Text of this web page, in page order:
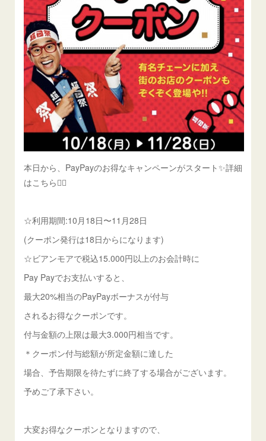
本日から、PayPayのお得なキャンペーンがスタート✨詳細
はこちら💁‍♀️
☆利用期間:10月18日〜11月28日
(クーポン発行は18日からになります)
☆ビアンモアで税込15.000円以上のお会計時に
Pay Payでお支払いすると、
最大20%相当のPayPayボーナスが付与
されるお得なクーポンです。
付与金額の上限は最大3.000円相当です。
＊クーポン付与総額が所定金額に達した
場合、予告期限を待たずに終了する場合がございます。
予めご了承下さい。
大変お得なクーポンとなりますので、